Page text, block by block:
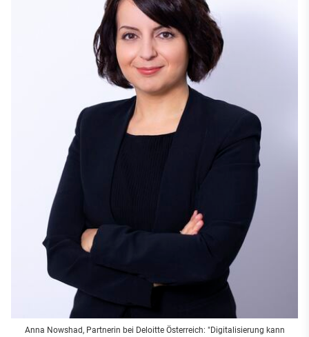
Anna Nowshad, Partnerin bei Deloitte Österreich: "Digitalisierung kann